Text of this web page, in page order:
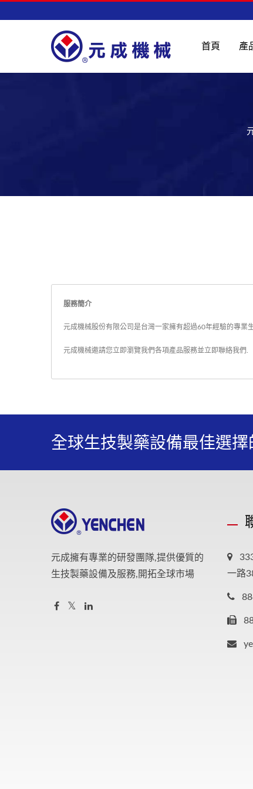
首頁 產
服務簡介
元成機械股份有限公司是台灣一家擁有超過60年經驗的專業
元成機械邀請您立即瀏覽我們各項產品服務並立即聯絡我們
全球生技製藥設備最佳選
元成擁有專業的研發團隊,提供優質的
生技製藥設備及服務,開拓全球市場
一路